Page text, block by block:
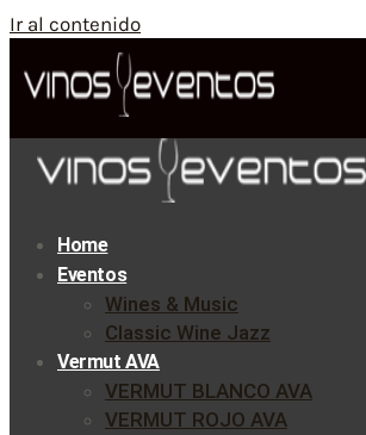
Ir al contenido
Home
Eventos
Wines & Music
Classic Wine Jazz
Vermut AVA
VERMUT BLANCO AVA
VERMUT ROJO AVA